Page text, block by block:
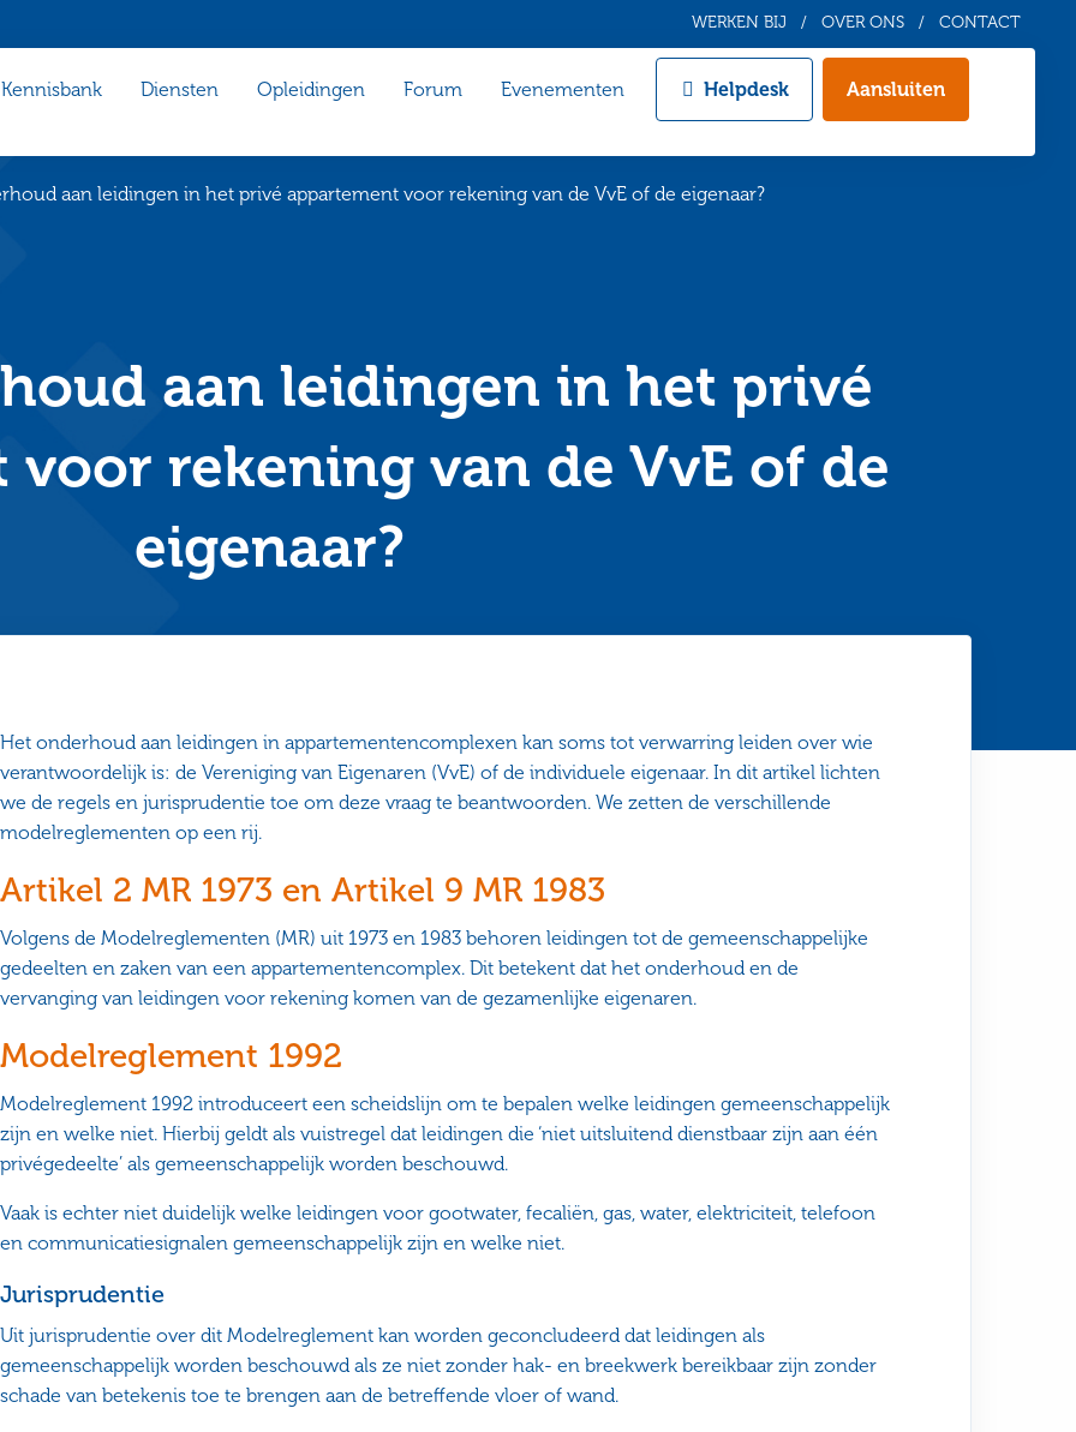
Kennisbank Diensten Opleidingen Forum Evenementen Helpdesk Aansluiten
WERKEN BIJ OVER ONS CONTACT
aan leidingen in het privé appartement voor rekening van de VvE of de eigenaar?
aan leidingen in het privé
rekening van de VvE of de
eigenaar?
Het onderhoud aan leidingen in appartementencomplexen kan soms tot verwarring leiden over wie
verantwoordelijk is: de Vereniging van Eigenaren (VvE) of de individuele eigenaar. In dit artikel lichten
we de regels en jurisprudentie toe om deze vraag te beantwoorden. We zetten de verschillende
modelreglementen op een rij.
Artikel 2 MR 1973 en Artikel 9 MR 1983
Volgens de Modelreglementen (MR) uit 1973 en 1983 behoren leidingen tot de gemeenschappelijke
gedeelten en zaken van een appartementencomplex. Dit betekent dat het onderhoud en de
vervanging van leidingen voor rekening komen van de gezamenlijke eigenaren.
Modelreglement 1992
Modelreglement 1992 introduceert een scheidslijn om te bepalen welke leidingen gemeenschappelijk
zijn en welke niet. Hierbij geldt als vuistregel dat leidingen die ‘niet uitsluitend dienstbaar zijn aan één
privégedeelte’ als gemeenschappelijk worden beschouwd.
Vaak is echter niet duidelijk welke leidingen voor gootwater, fecaliën, gas, water, elektriciteit, telefoon
en communicatiesignalen gemeenschappelijk zijn en welke niet.
Jurisprudentie
Uit jurisprudentie over dit Modelreglement kan worden geconcludeerd dat leidingen als
gemeenschappelijk worden beschouwd als ze niet zonder hak- en breekwerk bereikbaar zijn zonder
schade van betekenis toe te brengen aan de betreffende vloer of wand.